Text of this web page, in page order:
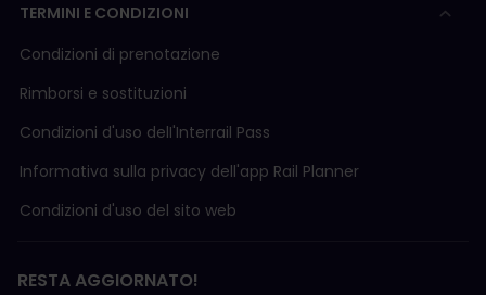
TERMINI E CONDIZIONI
Condizioni di prenotazione
Rimborsi e sostituzioni
Condizioni d'uso delI'Interrail Pass
Informativa sulla privacy dell'app Rail Planner
Condizioni d'uso del sito web
RESTA AGGIORNATO!